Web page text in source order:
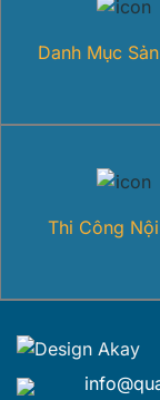
Danh Mục
Thi Công